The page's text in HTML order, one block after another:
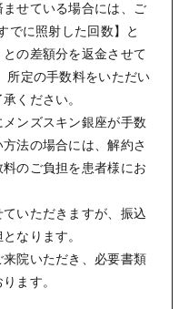
せている場合には、ご
でに照射した回数】と
との差額分を返金させて
所定の手数料をいただい
ください。
ンズスキン銀座が手数
法の場合には、解約さ
のご負担を患者様にお
いただきますが、振込
なります。
院いただき、必要書類
ます。